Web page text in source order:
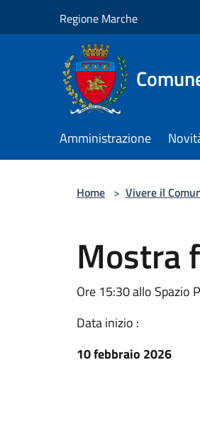
Regione Marche
Amministrazione
Home > Vivere il
Mostra
Ore 15:30 allo Spazio
Data inizio :
10 febbraio 2026